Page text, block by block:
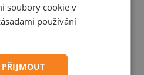
soubory cookie v
používání
PŘIJMOUT